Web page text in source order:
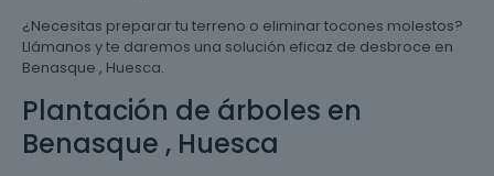
¿Necesitas preparar tu terreno o eliminar tocones molestos?
Llámanos y te daremos una solución eficaz de desbroce en
Benasque , Huesca.
Plantación de árboles en
Benasque , Huesca